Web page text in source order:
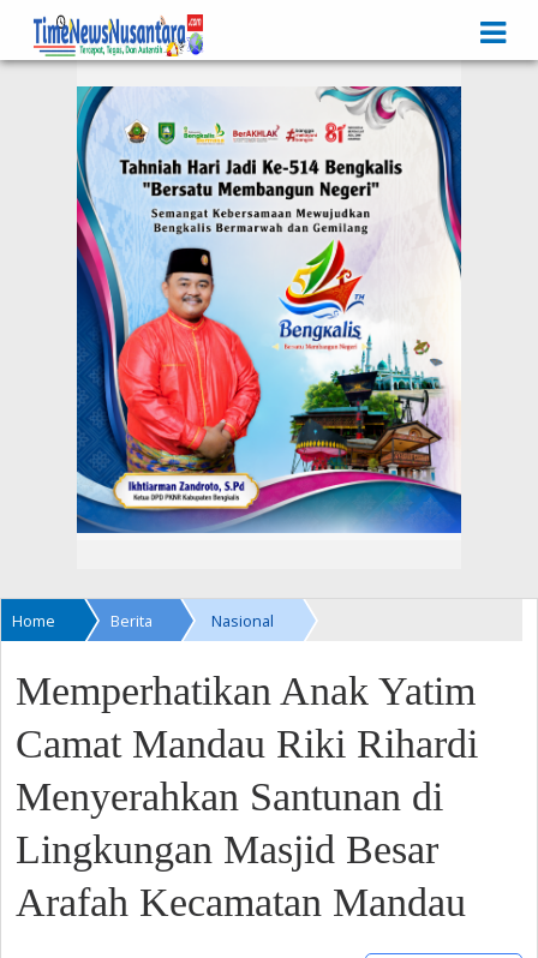
Iklan
Home Berita Nasional
Memperhatikan Anak Yatim
Camat Mandau Riki Rihardi
Menyerahkan Santunan di
Lingkungan Masjid Besar
Arafah Kecamatan Mandau